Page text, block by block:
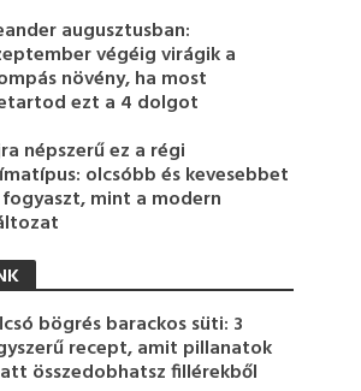
augusztusban:
végéig virágik a
növény, ha most
ezt a 4 dolgot
népszerű ez a régi
olcsóbb és kevesebbet
fogyaszt, mint a modern
bögrés barackos süti: 3
recept, amit pillanatok
összedobhatsz fillérekből